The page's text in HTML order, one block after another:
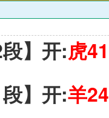
】开:虎41
】开:羊24